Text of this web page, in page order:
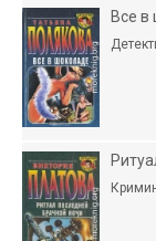
Все в